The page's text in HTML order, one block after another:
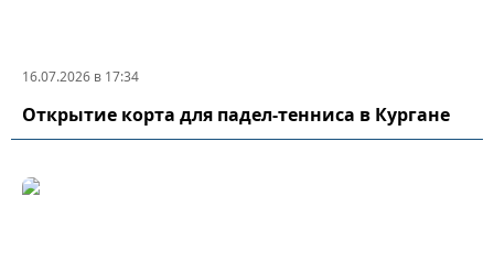
16.07.2026 в 17:34
Открытие корта для падел-тенниса в Кургане